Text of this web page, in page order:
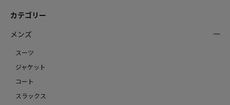
カテゴリー
メンズ
スーツ
ジャケット
コート
スラックス